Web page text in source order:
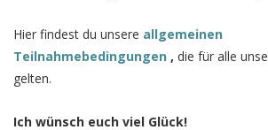
Hier findest du unsere allgemeinen
Teilnahmebedingungen , die für alle
gelten.
Ich wünsch euch viel Glück!